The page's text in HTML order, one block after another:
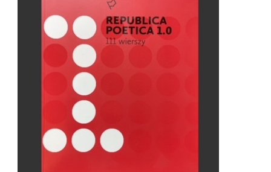
DODAJ DO KOSZYKA